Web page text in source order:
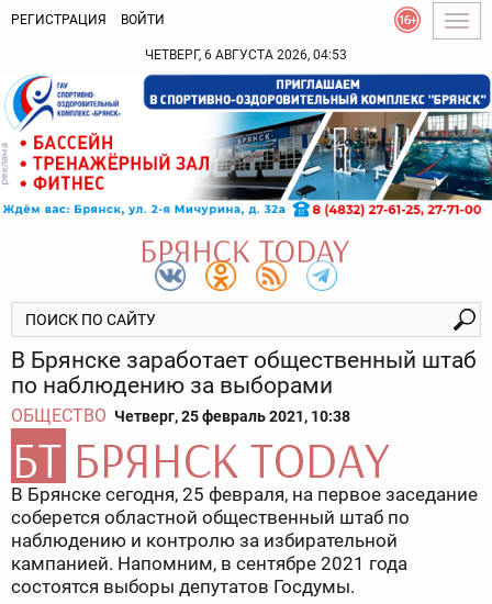
РЕГИСТРАЦИЯ ВОЙТИ
ЧЕТВЕРГ, 6 АВГУСТА 2026, 04:53
В Брянске заработает общественный штаб
по наблюдению за выборами
ОБЩЕСТВО Четверг, 25 февраль 2021, 10:38
В Брянске сегодня, 25 февраля, на первое заседание
соберется областной общественный штаб по
наблюдению и контролю за избирательной
кампанией. Напомним, в сентябре 2021 года
состоятся выборы депутатов Госдумы.